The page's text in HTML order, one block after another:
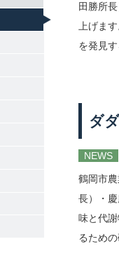
田勝所
上げま
を発見
ダ
NEWS
鶴岡市
長）・
味と代
るため